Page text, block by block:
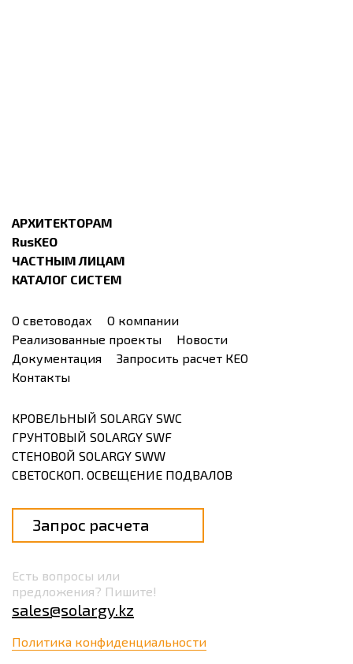
АРХИТЕКТОРАМ
RusKEO
ЧАСТНЫМ ЛИЦАМ
КАТАЛОГ СИСТЕМ
О световодах
О компании
Реализованные проекты
Новости
Документация
Запросить расчет КЕО
Контакты
КРОВЕЛЬНЫЙ SOLARGY SWC
ГРУНТОВЫЙ SOLARGY SWF
СТЕНОВОЙ SOLARGY SWW
СВЕТОСКОП. ОСВЕЩЕНИЕ ПОДВАЛОВ
Запрос расчета
Есть вопросы или
предложения? Пишите!
sales@solargy.kz
Политика конфиденциальности